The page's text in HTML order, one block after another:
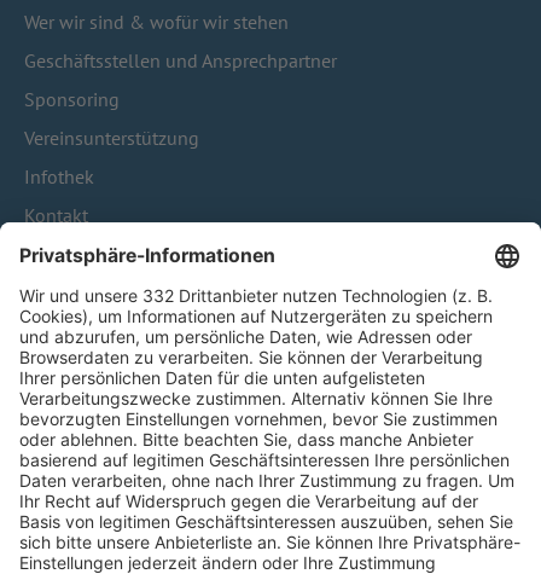
Wer wir sind & wofür wir stehen
Geschäftsstellen und Ansprechpartner
Sponsoring
Vereinsunterstützung
Infothek
Kontakt
HÄUFIG BESUCHTE SEITEN
Pässe und Vereinswechsel
Trainerausbildung
Schulungsangebot Vereinsmitarbeiter
BFV-Geschäftsstellen
Trainerbörse
Login SpielPlus